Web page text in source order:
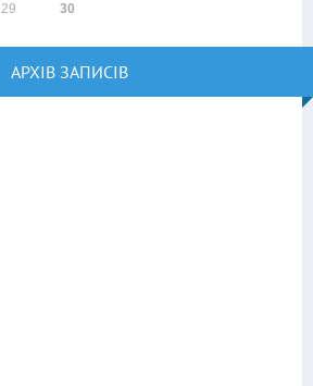
29 30
АРХІВ ЗАПИСІВ